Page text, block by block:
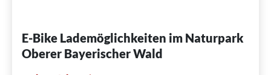
E-Bike Lademöglichkeiten im Naturpark
Oberer Bayerischer Wald